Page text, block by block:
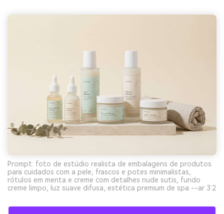
Prompt: foto de estúdio realista de embalagens de produtos
para cuidados com a pele, frascos e potes minimalistas,
rótulos em menta e creme com detalhes nude sutis, fundo
creme limpo, luz suave difusa, estética premium de spa --ar 3:2